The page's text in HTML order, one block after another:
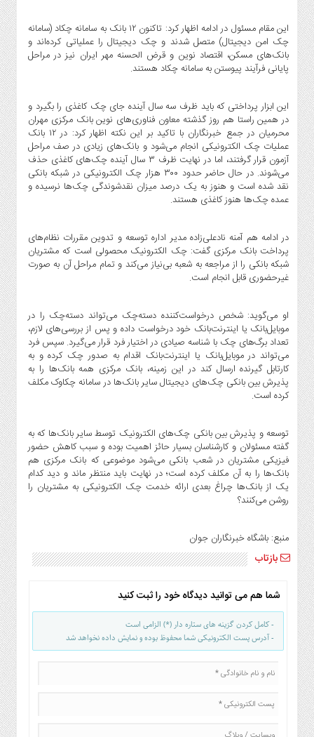
و
صنایع
غذایی
سیاسی
و
بین
الملل
نگاه
روز
گوناگون
این مقام مسئول در ادامه اظهار کرد: تاکنون ۱۲ بانک به سامانه چکاد (سامانه
چک امن دیجیتال) متصل شدند و چک دیجیتال را عملیاتی کرده‌اند و
بانک‌های مسکن، اقتصاد نوین و قرض الحسنه مهر ایران نیز در مراحل
پایانی فرآیند پیوستن به سامانه چکاد هستند.
این ابزار پرداختی که باید ظرف سه سال آینده جای چک کاغذی را بگیرد و
در همین راستا هم روز گذشته معاون فناوری‌های نوین بانک مرکزی مهران
محرمیان در جمع خبرنگاران با تاکید بر این نکته اظهار کرد: در ۱۲ بانک
عملیات چک الکترونیکی انجام می‌شود و بانک‌های زیادی در صف مراحل
آزمون قرار گرفتند، اما در نهایت ظرف ۳ سال آینده چک‌های کاغذی حذف
می‌شوند. در حال حاضر حدود ۳۰۰ هزار چک الکترونیکی در شبکه بانکی
نقد شده است و هنوز به یک درصد میزان نقدشوندگی چک‌ها نرسیده و
عمده چک‌ها هنوز کاغذی هستند.
در ادامه هم آمنه نادعلی‌زاده مدیر اداره توسعه و تدوین مقررات نظام‌های
پرداخت بانک مرکزی گفت: چک الکترونیک محصولی است که مشتریان
شبکه بانکی را از مراجعه به شعبه بی‌نیاز می‌کند و تمام مراحل آن به صورت
غیرحضوری قابل انجام است.
او می‌گوید: شخص درخواست‌کننده دسته‌چک می‌تواند دسته‌چک را در
موبایل‌بانک یا اینترنت‌بانک خود درخواست داده و پس از بررسی‌های لازم،
تعداد برگ‌های چک با شناسه صیادی در اختیار فرد قرار می‌گیرد. سپس فرد
می‌تواند در موبایل‌بانک یا اینترنت‌بانک اقدام به صدور چک کرده و به
کارتابل گیرنده ارسال کند در این زمینه، بانک مرکزی همه بانک‌ها را به
پذیرش بین بانکی چک‌های دیجیتال سایر بانک‌ها در سامانه چکاوک مکلف
کرده است.
توسعه و پذیرش بین بانکی چک‌های الکترونیک توسط سایر بانک‌ها که به
گفته‌ مسئولان و کارشناسان بسیار حائز اهمیت بوده و سبب کاهش حضور
فیزیکی مشتریان در شعب بانکی می‌شود موضوعی که بانک مرکزی هم
بانک‌ها را به آن مکلف کرده است؛ در نهایت باید منتظر ماند و دید کدام
یک از بانک‌ها چراغ بعدی ارائه خدمت چک الکترونیکی به مشتریان را
روشن می‌کنند؟
منبع:‌ باشگاه خبرنگاران جوان
بازتاب
شما هم می توانید دیدگاه خود را ثبت کنید
- کامل کردن گزینه های ستاره دار (*) الزامی است
- آدرس پست الکترونیکی شما محفوظ بوده و نمایش داده نخواهد شد